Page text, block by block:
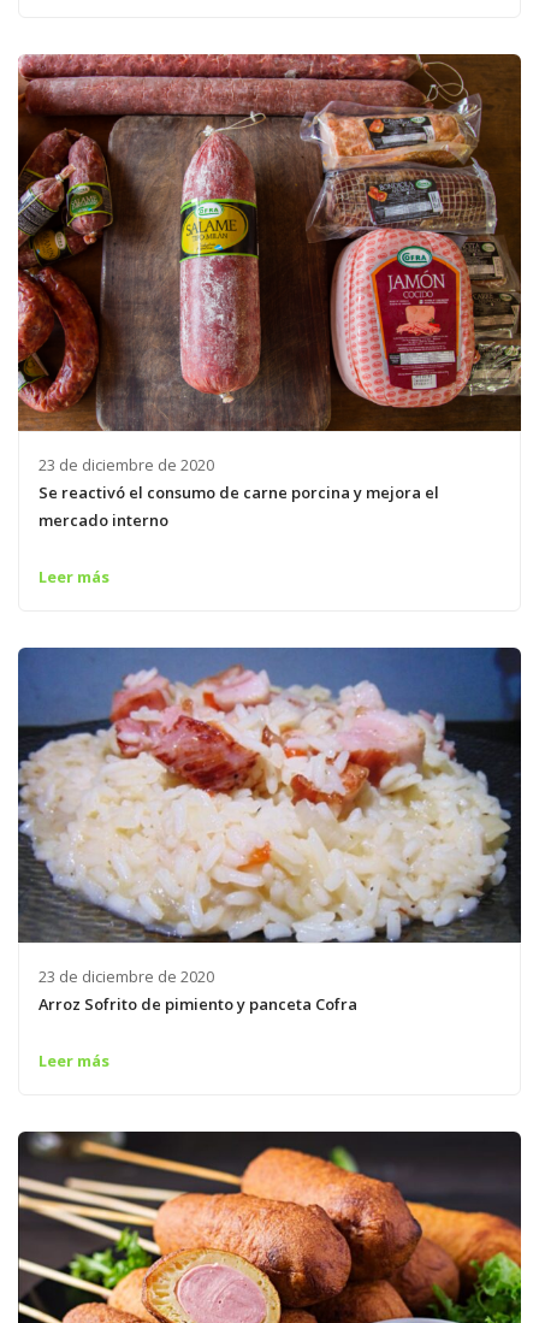
23 de diciembre de 2020
Se reactivó el consumo de carne porcina y mejora el
mercado interno
Leer más
23 de diciembre de 2020
Arroz Sofrito de pimiento y panceta Cofra
Leer más